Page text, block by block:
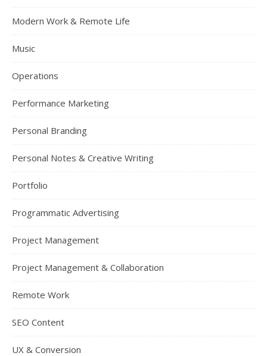
Modern Work & Remote Life
Music
Operations
Performance Marketing
Personal Branding
Personal Notes & Creative Writing
Portfolio
Programmatic Advertising
Project Management
Project Management & Collaboration
Remote Work
SEO Content
UX & Conversion